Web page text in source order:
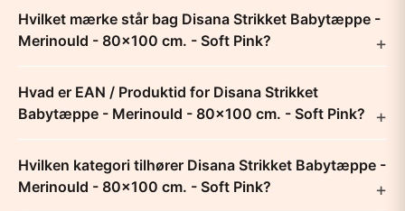
Hvilket mærke står bag Disana Strikket Babytæppe -
Merinould - 80x100 cm. - Soft Pink?
Hvad er EAN / Produktid for Disana Strikket
Babytæppe - Merinould - 80x100 cm. - Soft Pink?
Hvilken kategori tilhører Disana Strikket Babytæppe -
Merinould - 80x100 cm. - Soft Pink?